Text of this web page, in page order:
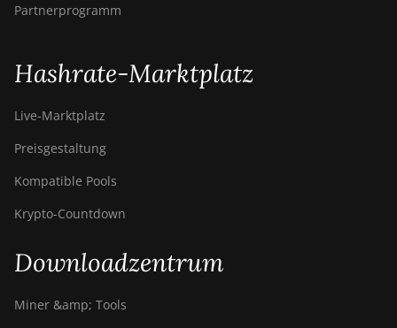
Partnerprogramm
Hashrate-Marktplatz
Live-Marktplatz
Preisgestaltung
Kompatible Pools
Krypto-Countdown
Downloadzentrum
Miner &amp; Tools